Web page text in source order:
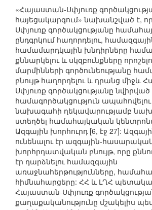
«Հայաստան-Սփյուռք
հայեցակարգում» նախանշված է,
Սփյուռք գործակցությանը
ընդգրկում հաղորդելու,
համամարդկային խնդիրները
քննարկելու և սկզբունքները
մարմինների գործունեությանը
բնույթ հաղորդելու և դրանց միջև
Սփյուռք գործակցությանը նվիրված
համագործակցություն
նախագահի ղեկավարությամբ
ստեղծել համահայկական
Ազգային խորհուրդ [6, էջ 27]:
ունենալու էր ազգային-
խորհրդատվական բնույթ, որը
էր դարձնելու համազգային
առաջնահերթությունները,
հիմնահարցերը: ՀՀ և ԼՂՀ
Հայաստան-Սփյուռք
քաղաքականությունը մշակելիս